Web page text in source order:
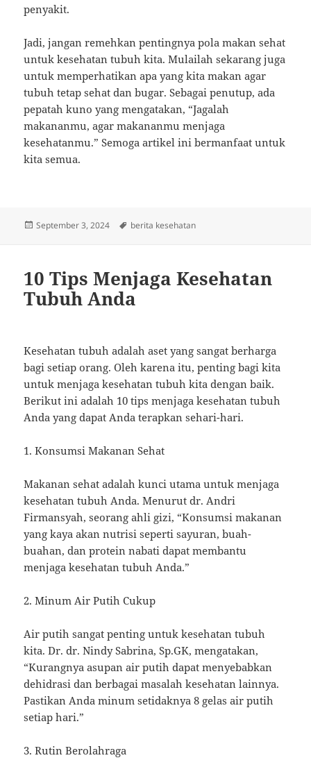
penyakit.
Jadi, jangan remehkan pentingnya pola makan sehat
untuk kesehatan tubuh kita. Mulailah sekarang juga
untuk memperhatikan apa yang kita makan agar
tubuh tetap sehat dan bugar. Sebagai penutup, ada
pepatah kuno yang mengatakan, “Jagalah
makananmu, agar makananmu menjaga
kesehatanmu.” Semoga artikel ini bermanfaat untuk
kita semua.
Posted
September 3, 2024 Tags
berita kesehatan
10 Tips Menjaga Kesehatan
Tubuh Anda
Kesehatan tubuh adalah aset yang sangat berharga
bagi setiap orang. Oleh karena itu, penting bagi kita
untuk menjaga kesehatan tubuh kita dengan baik.
Berikut ini adalah 10 tips menjaga kesehatan tubuh
Anda yang dapat Anda terapkan sehari-hari.
1. Konsumsi Makanan Sehat
Makanan sehat adalah kunci utama untuk menjaga
kesehatan tubuh Anda. Menurut dr. Andri
Firmansyah, seorang ahli gizi, “Konsumsi makanan
yang kaya akan nutrisi seperti sayuran, buah-
buahan, dan protein nabati dapat membantu
menjaga kesehatan tubuh Anda.”
2. Minum Air Putih Cukup
Air putih sangat penting untuk kesehatan tubuh
kita. Dr. dr. Nindy Sabrina, Sp.GK, mengatakan,
“Kurangnya asupan air putih dapat menyebabkan
dehidrasi dan berbagai masalah kesehatan lainnya.
Pastikan Anda minum setidaknya 8 gelas air putih
setiap hari.”
3. Rutin Berolahraga